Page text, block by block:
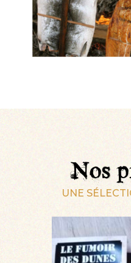
Nos
UNE